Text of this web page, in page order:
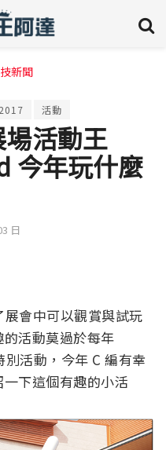
新聞
活動
場活動王
今年玩什麼
日
展會中可以觀賞與試玩
活動莫過於每年
活動，今年 C 編有幸
下這個有趣的小活